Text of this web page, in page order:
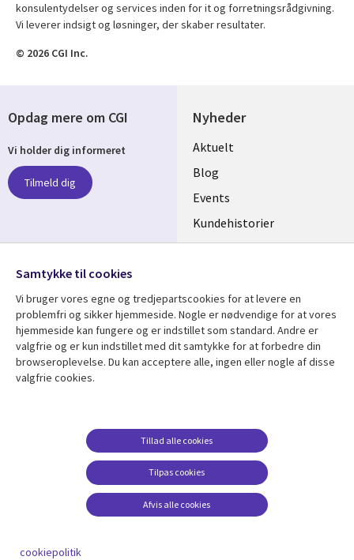
konsulentydelser og services inden for it og forretningsrådgivning.
Vi leverer indsigt og løsninger, der skaber resultater.
© 2026 CGI Inc.
Nyheder
Useful
links
DENMARK
Aktuelt
Blog
Events
Kundehistorier
Videoer
Se mere
Library
DENMARK
Artikler
Kundehistorier
Support
Accessibility
Suppliers
Change consent
Opdag mere om CGI
Vi holder dig informeret
Tilmeld dig
Media
DENMARK
Samtykke til cookies
Vi bruger vores egne og tredjepartscookies for at levere en
problemfri og sikker hjemmeside. Nogle er nødvendige for at vores
hjemmeside kan fungere og er indstillet som standard. Andre er
valgfrie og er kun indstillet med dit samtykke for at forbedre din
browseroplevelse. Du kan acceptere alle, ingen eller nogle af disse
valgfrie cookies.
Tilpas cookies
Tillad alle cookies
Afvis alle cookies
cookiepolitik